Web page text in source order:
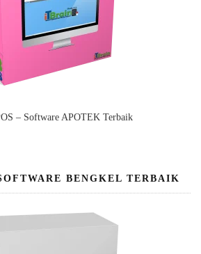
– Software APOTEK Terbaik
BENGKEL TERBAIK